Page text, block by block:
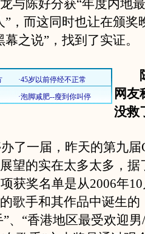
陈好分获“年度内地
”，而这同时也让在颁奖
之说”，找到了实证。
陈
网友
没救
一届，昨天的第九届
望的实在太多太多，据
获奖名单是从2006年
歌手和其作品中诞生的
、“香港地区最受欢迎男